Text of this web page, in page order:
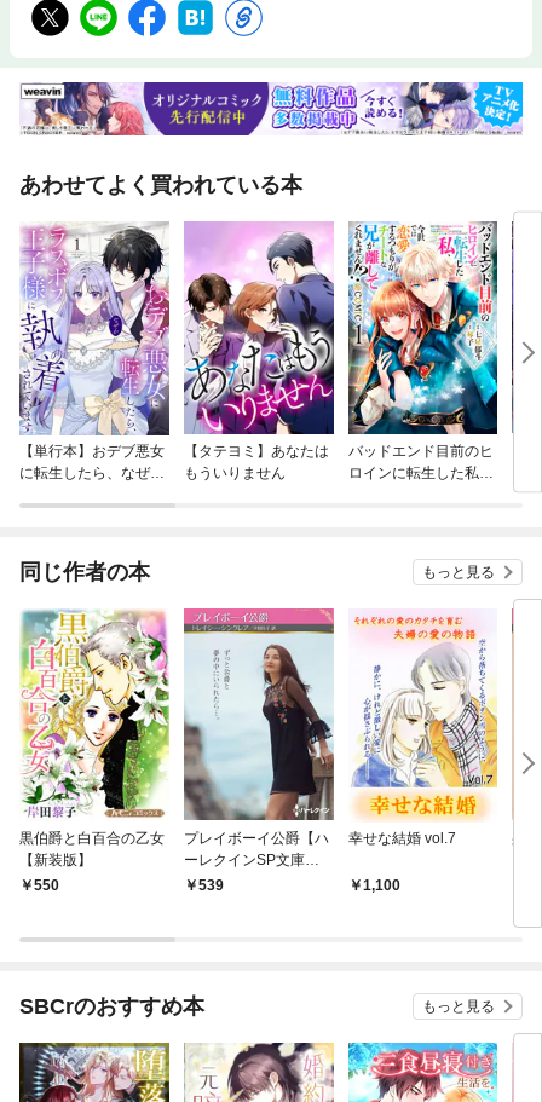
あわせてよく買われている本
【単行本】おデブ悪女
に転生したら、なぜか
【タテヨミ】あなたは
もういりません
バッドエンド目前のヒ
ロインに転生した私、
同じ作者の本 もっと見る
黒伯爵と白百合の乙女
【新装版】
550
プレイボーイ公爵【ハ
ーレクインSP文庫
版】539
幸せな結婚 vol.7
1,100
身
SBCrのおすすめ本 もっと見る